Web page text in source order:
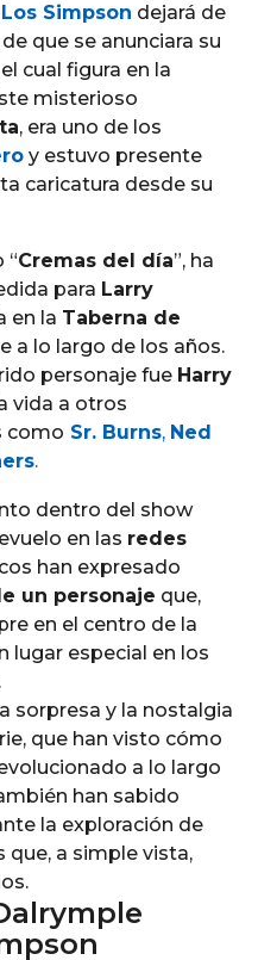
Los Simpson dejará de
que se anunciara su
cual figura en la
misterioso
, era uno de los
y estuvo presente
caricatura desde su
“Cremas del día”, ha
para Larry
en la Taberna de
a lo largo de los años.
personaje fue Harry
vida a otros
como Sr. Burns, Ned
.
dentro del show
en las redes
han expresado
un personaje que,
en el centro de la
lugar especial en los
sorpresa y la nostalgia
que han visto cómo
a lo largo
han sabido
la exploración de
que, a simple vista,